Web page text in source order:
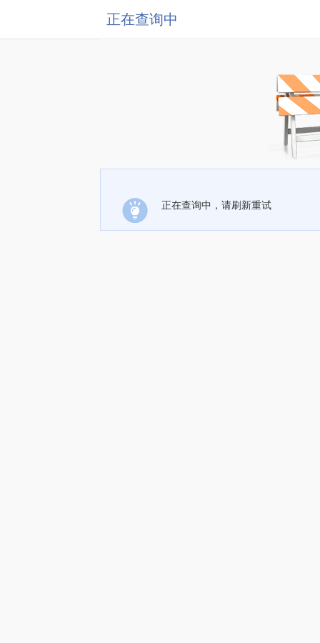
正在查询中
正在查询中，请刷新重试